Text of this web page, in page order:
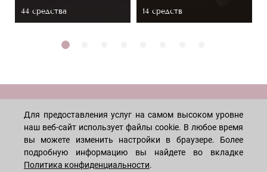
44 средствa 14 средств
МАГАЗИН
Лицо
Мужчинам
ПОКУПАТЕЛЯМ
Для предоставления услуг на самом высоком уровне
наш веб-сайт использует файлы cookie. В любое время
вы можете изменить настройки в браузере. Более
подробную информацию вы найдете во вкладке
Политика конфиденциальности.